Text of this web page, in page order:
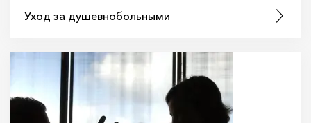
Уход за душевнобольными